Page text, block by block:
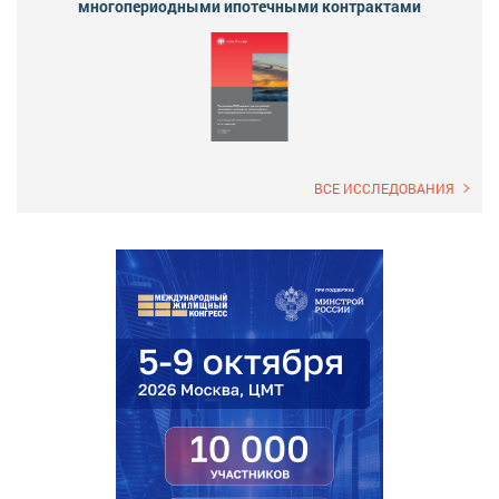
многопериодными ипотечными контрактами
ВСЕ ИССЛЕДОВАНИЯ